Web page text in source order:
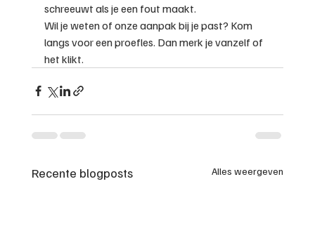
schreeuwt als je een fout maakt.
Wil je weten of onze aanpak bij je past? Kom
langs voor een proefles. Dan merk je vanzelf of
het klikt.
Recente blogposts Alles weergeven